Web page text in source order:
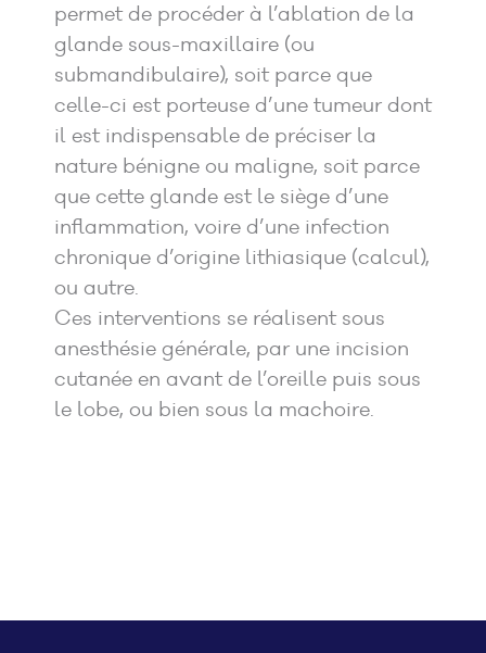
permet de procéder à l’ablation de la
glande sous-maxillaire (ou
submandibulaire), soit parce que
celle-ci est porteuse d’une tumeur dont
il est indispensable de préciser la
nature bénigne ou maligne, soit parce
que cette glande est le siège d’une
inflammation, voire d’une infection
chronique d’origine lithiasique (calcul),
ou autre.
Ces interventions se réalisent sous
anesthésie générale, par une incision
cutanée en avant de l’oreille puis sous
le lobe, ou bien sous la machoire.